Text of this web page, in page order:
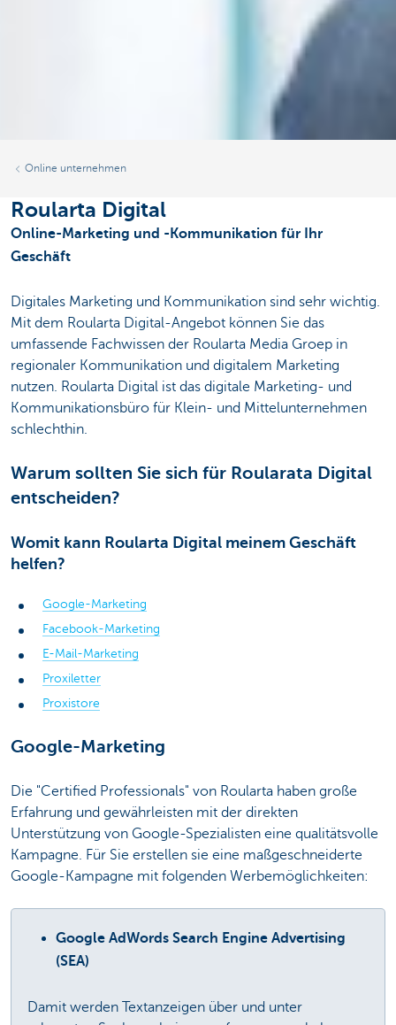
Online unternehmen
Roularta Digital
Online-Marketing und -Kommunikation für Ihr
Geschäft
Digitales Marketing und Kommunikation sind sehr wichtig.
Mit dem Roularta Digital-Angebot können Sie das
umfassende Fachwissen der Roularta Media Groep in
regionaler Kommunikation und digitalem Marketing
nutzen. Roularta Digital ist das digitale Marketing- und
Kommunikationsbüro für Klein- und Mittelunternehmen
schlechthin.
Warum sollten Sie sich für Roularata Digital
entscheiden?
Womit kann Roularta Digital meinem Geschäft
helfen?
Google-Marketing
Facebook-Marketing
E-Mail-Marketing
Proxiletter
Proxistore
Google-Marketing
Die "Certified Professionals" von Roularta haben große
Erfahrung und gewährleisten mit der direkten
Unterstützung von Google-Spezialisten eine qualitätsvolle
Kampagne. Für Sie erstellen sie eine maßgeschneiderte
Google-Kampagne mit folgenden Werbemöglichkeiten:
Google AdWords Search Engine Advertising
(SEA)
Damit werden Textanzeigen über und unter